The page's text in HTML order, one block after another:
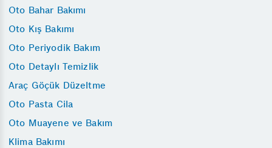
Oto Bahar Bakımı
Oto Kış Bakımı
Oto Periyodik Bakım
Oto Detaylı Temizlik
Araç Göçük Düzeltme
Oto Pasta Cila
Oto Muayene ve Bakım
Klima Bakımı